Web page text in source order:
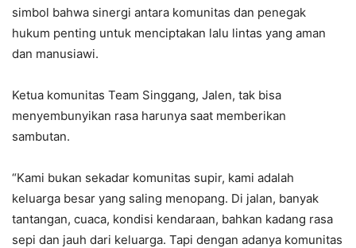
simbol bahwa sinergi antara komunitas dan penegak
hukum penting untuk menciptakan lalu lintas yang aman
dan manusiawi.
Ketua komunitas Team Singgang, Jalen, tak bisa
menyembunyikan rasa harunya saat memberikan
sambutan.
“Kami bukan sekadar komunitas supir, kami adalah
keluarga besar yang saling menopang. Di jalan, banyak
tantangan, cuaca, kondisi kendaraan, bahkan kadang rasa
sepi dan jauh dari keluarga. Tapi dengan adanya komunitas